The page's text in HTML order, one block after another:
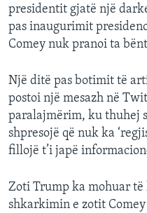
presidentit gjatë një
pas inaugurimit
Comey nuk pranoi ta
Një ditë pas botimit të
postoi një mesazh në
paralajmërim, ku thuhej
shpresojë që nuk ka
fillojë t’i japë
Zoti Trump ka mohuar
shkarkimin e zotit